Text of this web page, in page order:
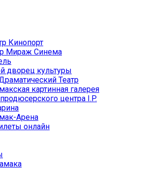
Кинопорт
Мираж Синема
дворец культуры
Театр
картинная галерея
центра I.P.
Арена
онлайн